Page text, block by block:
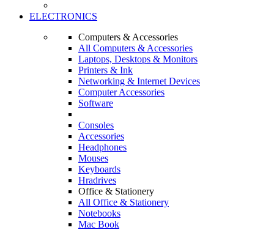
ELECTRONICS
Computers & Accessories
All Computers & Accessories
Laptops, Desktops & Monitors
Printers & Ink
Networking & Internet Devices
Computer Accessories
Software
Consoles
Accessories
Headphones
Mouses
Keyboards
Hradrives
Office & Stationery
All Office & Stationery
Notebooks
Mac Book